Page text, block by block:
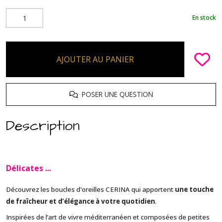
En stock
AJOUTER AU PANIER
POSER UNE QUESTION
Description
Délicates ...
Découvrez les boucles d'oreilles CERINA qui apportent une touche
de fraîcheur et d’élégance à votre quotidien.
Inspirées de l’art de vivre méditerranéen et composées de petites